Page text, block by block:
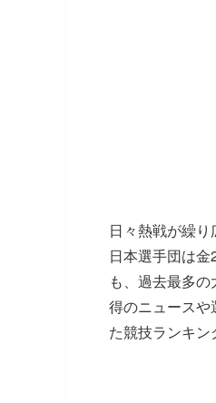
日々熱戦が繰り
日本選手団は
も、過去最多
得のニュース
た競技ランキン